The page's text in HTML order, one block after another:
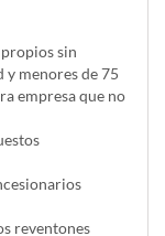
sin
y menores de 75
empresa que no
reventones